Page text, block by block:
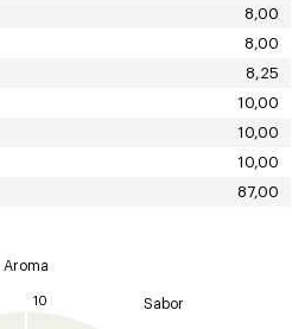
8,00
8,00
8,25
10,00
10,00
10,00
87,00
10
Aroma
Sabor